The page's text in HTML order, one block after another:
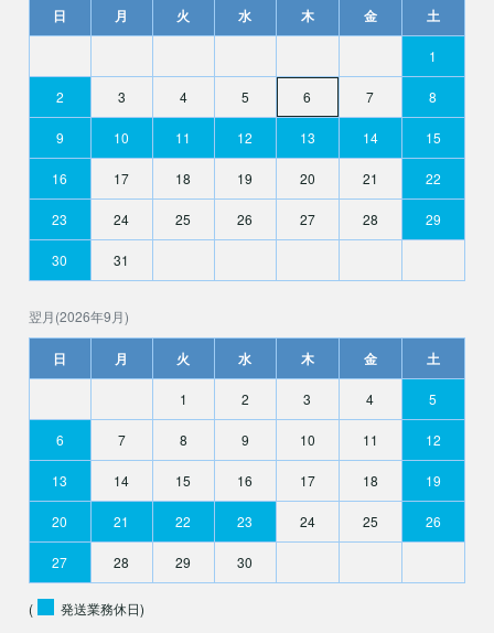
日 月 火 水 木 金 土
1
2 3 4 5 6 7 8
9 10 11 12 13 14 15
16 17 18 19 20 21 22
23 24 25 26 27 28 29
30 31
翌月(2026年9月)
日 月 火 水 木 金 土
1 2 3 4 5
6 7 8 9 10 11 12
13 14 15 16 17 18 19
20 21 22 23 24 25 26
27 28 29 30
( 発送業務休日)